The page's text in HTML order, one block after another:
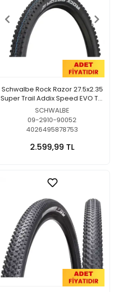
Schwalbe Rock Razor 27.5x2.35
Super Trail Addix Speed EVO TLE
Katlanır Dış Lastik
SCHWALBE
09-2910-90052
4026495878753
2.599,99 TL